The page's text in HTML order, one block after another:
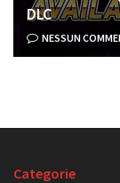
DLC
NESSUN
Categorie